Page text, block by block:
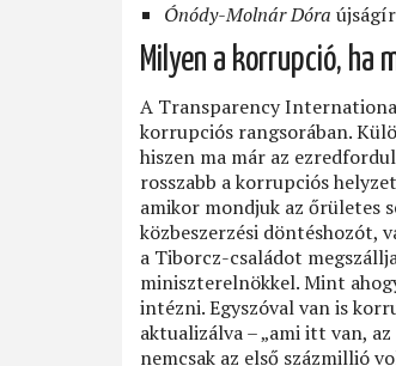
Ónódy-Molnár Dóra
Milyen a korrupció, ha
A Transparency
korrupciós rangsorában.
hiszen ma már az
rosszabb a korrupciós
amikor mondjuk az őrületes
közbeszerzési döntéshozót,
a Tiborcz-családot
miniszterelnökkel. Mint
intézni. Egyszóval van is
aktualizálva – „ami itt van,
nemcsak az első százmillió